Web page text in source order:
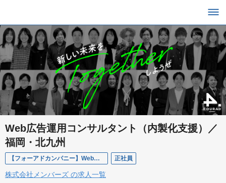
Web広告運用コンサルタント（内製化支援）／
福岡・北九州
【フォーアドカンパニー】Web広告運用コンサルタント 正社員
株式会社メンバーズ の求人一覧